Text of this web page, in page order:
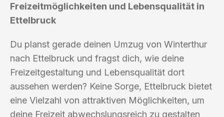
Freizeitmöglichkeiten und Lebensqualität in
Ettelbruck
Du planst gerade deinen Umzug von Winterthur
nach Ettelbruck und fragst dich, wie deine
Freizeitgestaltung und Lebensqualität dort
aussehen werden? Keine Sorge, Ettelbruck bietet
eine Vielzahl von attraktiven Möglichkeiten, um
deine Freizeit abwechslungsreich zu gestalten